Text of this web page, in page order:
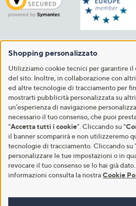
Shopping personalizzato
Utilizziamo cookie tecnici per garantire
del sito. Inoltre, in collaborazione con
ed altre tecnologie di tracciamento per
mostrarti pubblicità personalizzata su
un’esperienza di navigazione
necessario il tuo consenso, che puoi
"Accetta tutti i cookie". Cliccando su "
il banner scomparirà e non utilizzeremo
tecnologie di tracciamento. Cliccando su
personalizzare le tue impostazioni o in
revocare il tuo consenso se lo hai già
informazioni consulta la nostraCookie